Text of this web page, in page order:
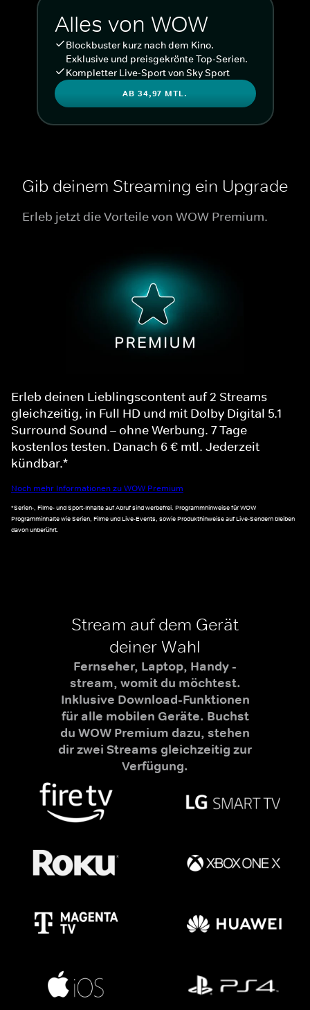
Alles von WOW
Blockbuster kurz nach dem Kino.
Exklusive und preisgekrönte Top-Serien.
Kompletter Live-Sport von Sky Sport
AB 34,97 MTL.
Gib deinem Streaming ein Upgrade
Erleb jetzt die Vorteile von WOW Premium.
Erleb deinen Lieblingscontent auf 2 Streams
gleichzeitig, in Full HD und mit Dolby Digital 5.1
Surround Sound – ohne Werbung. 7 Tage
kostenlos testen. Danach 6 € mtl. Jederzeit
kündbar.*
Noch mehr Informationen zu WOW Premium
*Serien-, Filme- und Sport-Inhalte auf Abruf sind werbefrei. Programmhinweise für WOW
Programminhalte wie Serien, Filme und Live-Events, sowie Produkthinweise auf Live-Sendern bleiben
davon unberührt.
Stream auf dem Gerät
deiner Wahl
Fernseher, Laptop, Handy -
stream, womit du möchtest.
Inklusive Download-Funktionen
für alle mobilen Geräte. Buchst
du WOW Premium dazu, stehen
dir zwei Streams gleichzeitig zur
Verfügung.